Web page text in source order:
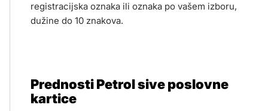
registracijska oznaka ili oznaka po vašem izboru,
dužine do 10 znakova.
Prednosti Petrol sive poslovne
kartice